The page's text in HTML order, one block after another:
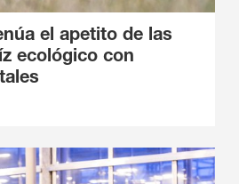
el apetito de las
ecológico con